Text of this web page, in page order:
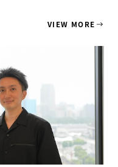
VIEW MORE